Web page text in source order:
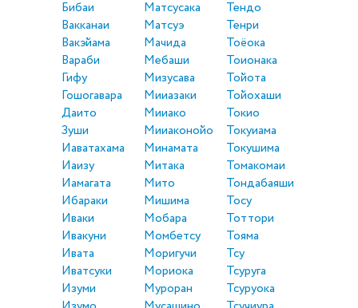
Бибаи
Вакканаи
Вакэйама
Вараби
Гифу
Гошогавара
Даито
Зуши
Иаватахама
Иаизу
Иамагата
Ибараки
Иваки
Ивакуни
Ивата
Иватсуки
Изуми
Матсусака
Матсуэ
Мачида
Мебаши
Мизусава
Мииазаки
Мииако
Мииаконойо
Минамата
Митака
Мито
Мишима
Мобара
Момбетсу
Моригучи
Мориока
Муроран
Тендо
Тенри
Тоёока
Тоионака
Тойота
Тойохаши
Токио
Токуиама
Токушима
Томакомаи
Тондабаяши
Тосу
Тоттори
Тояма
Тсу
Тсуруга
Тсуруока